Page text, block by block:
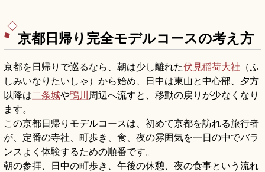
京都日帰り完全モデルコースの考え方
京都を日帰りで巡るなら、朝は少し離れた伏見稲荷大社 （ふ
しみいなりたいしゃ）から始め、日中は東山と中心部、夕方
以降は二条城や鴨川 周辺へ流すと、移動の戻りが少なくなり
ます。
この京都日帰りモデルコースは、初めて京都を訪れる旅行者
が、定番の寺社、町歩き、食、夜の雰囲気を一日の中でバラ
ンスよく体験するための順番です。
朝の参拝、日中の町歩き、午後の休憩、夜の食事という流れ